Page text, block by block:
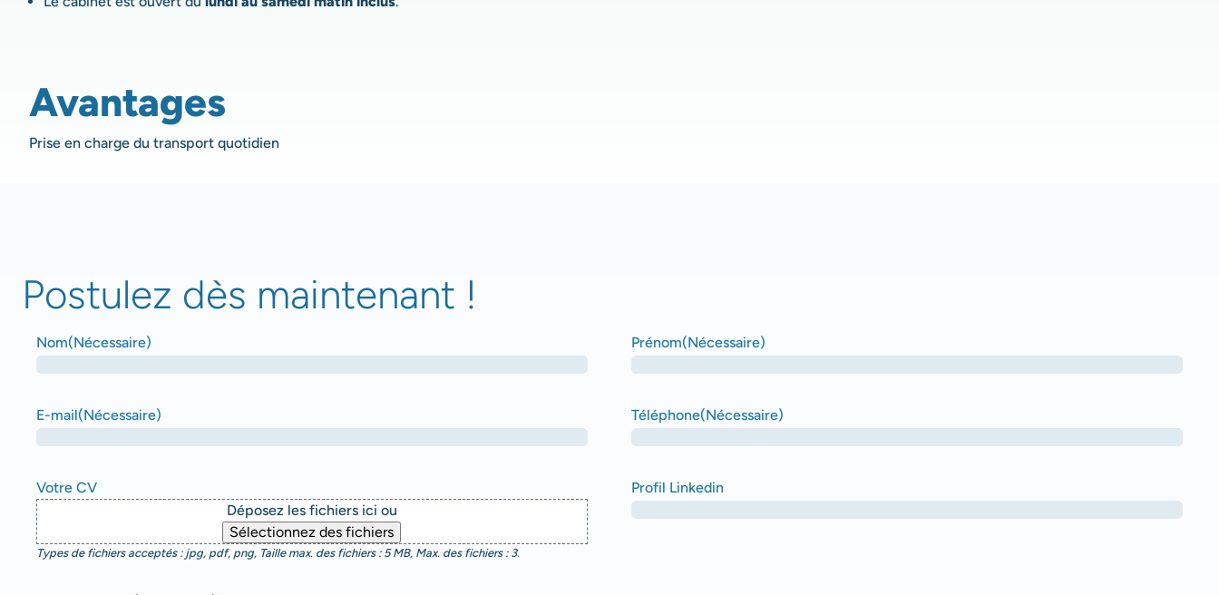
Avantages
Prise en charge du transport quotidien
Postulez dès maintenant !
Nom(Nécessaire) Prénom(Nécessaire)
E-mail(Nécessaire) Téléphone(Nécessaire)
Votre CV
Déposez les fichiers ici ou
Sélectionnez des fichiers
Types de fichiers acceptés : jpg, pdf, png, Taille max. des fichiers : 5 MB, Max. des fichiers : 3.
Profil Linkedin